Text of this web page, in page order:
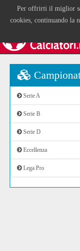
Per offrirti il miglior
cookies, continuando la
Serie A
Serie B
Serie D
Eccellenza
Lega Pro